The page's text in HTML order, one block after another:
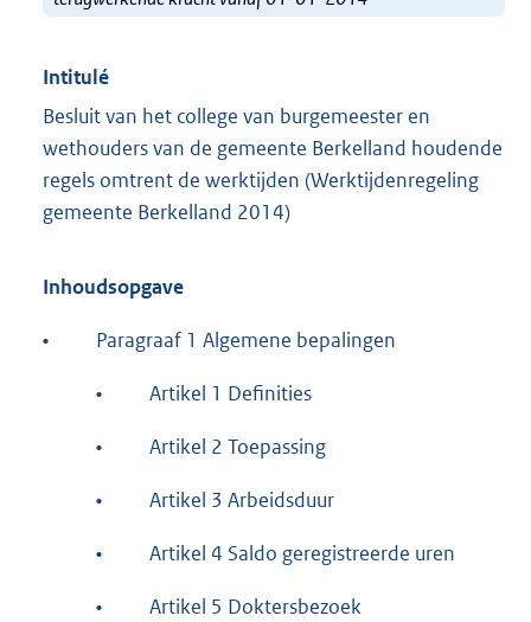
Intitulé
Besluit van het college van burgemeester en
wethouders van de gemeente Berkelland houdende
regels omtrent de werktijden (Werktijdenregeling
gemeente Berkelland 2014)
Inhoudsopgave
• Paragraaf 1 Algemene bepalingen
• Artikel 1 Definities
• Artikel 2 Toepassing
• Artikel 3 Arbeidsduur
• Artikel 4 Saldo geregistreerde uren
• Artikel 5 Doktersbezoek